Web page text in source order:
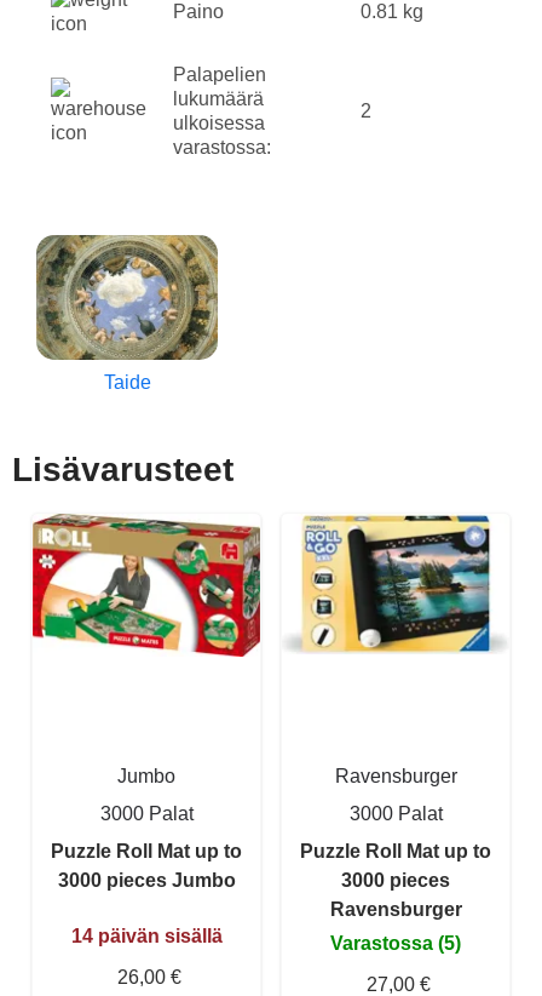
Paino 0.81 kg
Palapelien
lukumäärä
ulkoisessa
varastossa:
2
Taide
Lisävarusteet
Jumbo
3000 Palat
Puzzle Roll Mat up to
3000 pieces Jumbo
14 päivän sisällä
26,00 €
Ravensburger
3000 Palat
Puzzle Roll Mat up to
3000 pieces
Ravensburger
Varastossa (5)
27,00 €